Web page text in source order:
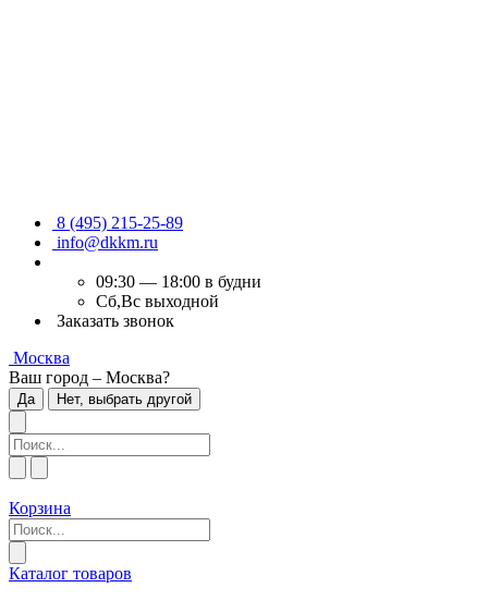
8 (495) 215-25-89
info@dkkm.ru
09:30 — 18:00 в будни
Сб,Вс выходной
Заказать звонок
Москва
Ваш город – Москва?
Да Нет, выбрать другой
Корзина
Каталог товаров